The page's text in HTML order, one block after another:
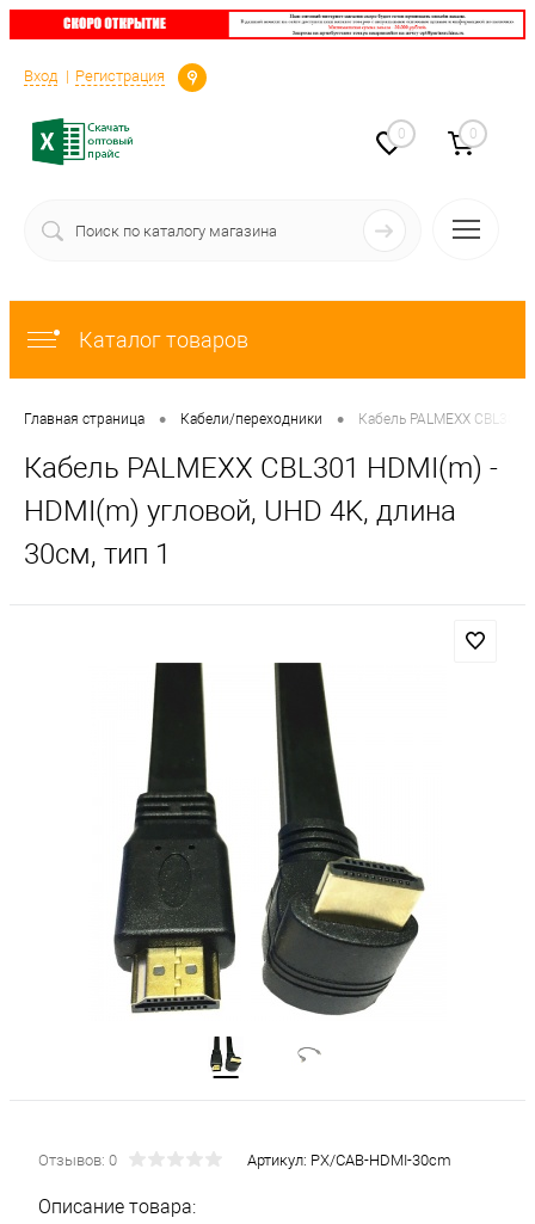
Вход Регистрация
Определение
0 0
Каталог товаров
Главная страница • Кабели/переходники • Кабель PALMEXX CBL301
Кабель PALMEXX CBL301 HDMI(m) -
HDMI(m) угловой, UHD 4K, длина
30см, тип 1
Отзывов: 0 Артикул: PX/CAB-HDMI-30cm
Описание товара: